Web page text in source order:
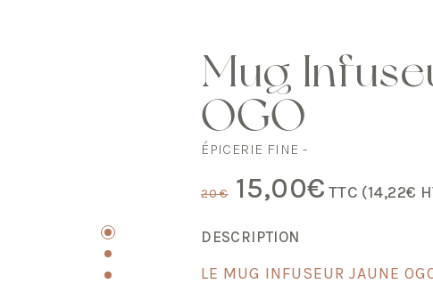
Mug
OGO
ÉPICERIE FINE -
20 € 15,00€ TTC (14,22€
DESCRIPTION
LE MUG INFUSEUR JAUNE